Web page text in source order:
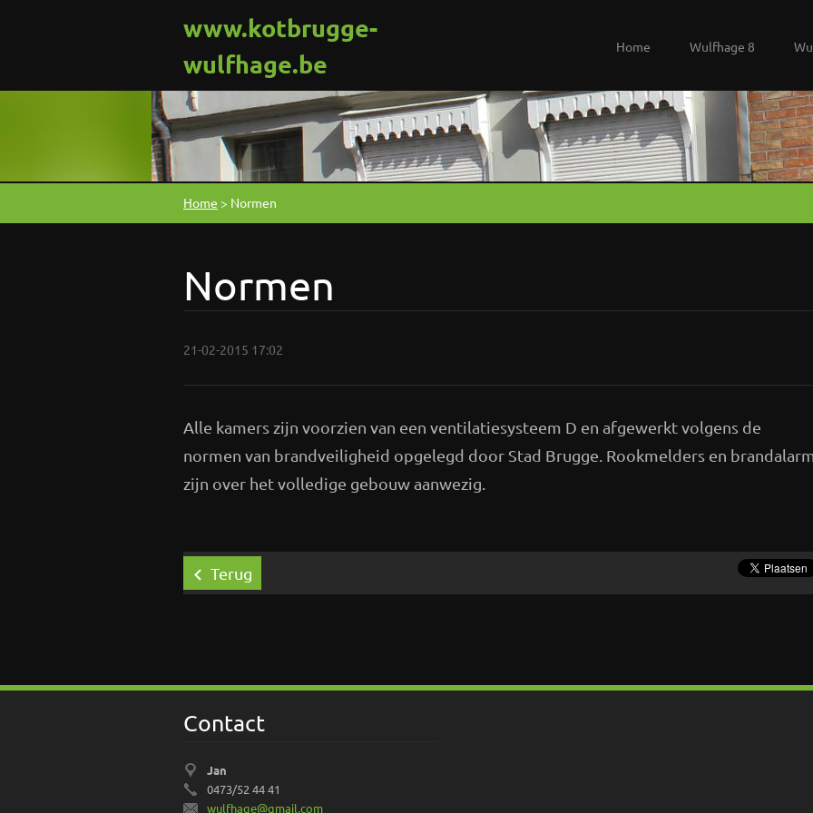
www.kotbrugge-
wulfhage.be
Home Wulfhage 8
Home > Normen
Normen
21-02-2015 17:02
Alle kamers zijn voorzien van een ventilatiesysteem D en afgewerkt volgens de
normen van brandveiligheid opgelegd door Stad Brugge. Rookmelders en
zijn over het volledige gebouw aanwezig.
Terug
Contact
Jan
0473/52 44 41
wulfhage@gmail.com